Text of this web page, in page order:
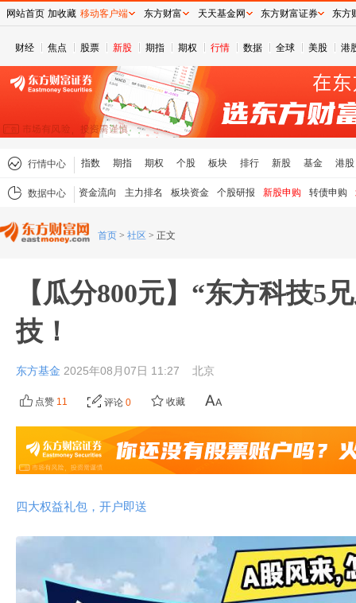
财经 焦点 股票 新股 期指 期权 行情 数据 全球 美股 港
行情中心 指数 期指 期权 个股 板块 排行 新股 基金 港股
数据中心 资金流向 主力排名 板块资金 个股研报 新股申购 转债申购
首页 > 社区 > 正文
【瓜分800元】“东方科技5
技！
东方基金 2025年08月07日 11:27 北京
点赞 11 评论 0 收藏
四大权益礼包，开户即送
网站首页 加收藏 移动客户端 东方财富 天天基金网 东方财富证券 东方